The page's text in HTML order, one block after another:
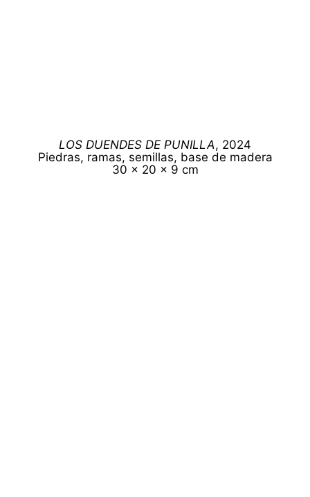
LOS DUENDES DE PUNILLA, 2024
Piedras, ramas, semillas, base de madera
30 x 20 x 9 cm